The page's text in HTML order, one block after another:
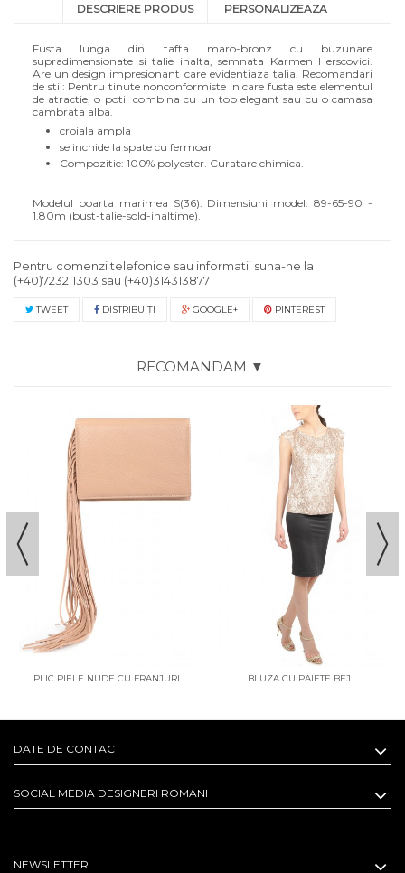
DESCRIERE PRODUS PERSONALIZEAZA
Fusta lunga din tafta maro-bronz cu buzunare
supradimensionate si talie inalta, semnata Karmen Herscovici.
Are un design impresionant care evidentiaza talia. Recomandari
de stil: Pentru tinute nonconformiste in care fusta este elementul
de atractie, o poti combina cu un top elegant sau cu o camasa
cambrata alba.
croiala ampla
se inchide la spate cu fermoar
Compozitie: 100% polyester. Curatare chimica.
Modelul poarta marimea S(36). Dimensiuni model: 89-65-90 -
1.80m (bust-talie-sold-inaltime).
Pentru comenzi telefonice sau informatii suna-ne la
(+40)723211303 sau (+40)314313877
TWEET DISTRIBUIŢI GOOGLE+ PINTEREST
RECOMANDAM ▼
PLIC PIELE NUDE CU FRANJURI BLUZA CU PAIETE BEJ
DATE DE CONTACT
SOCIAL MEDIA DESIGNERI ROMANI
NEWSLETTER